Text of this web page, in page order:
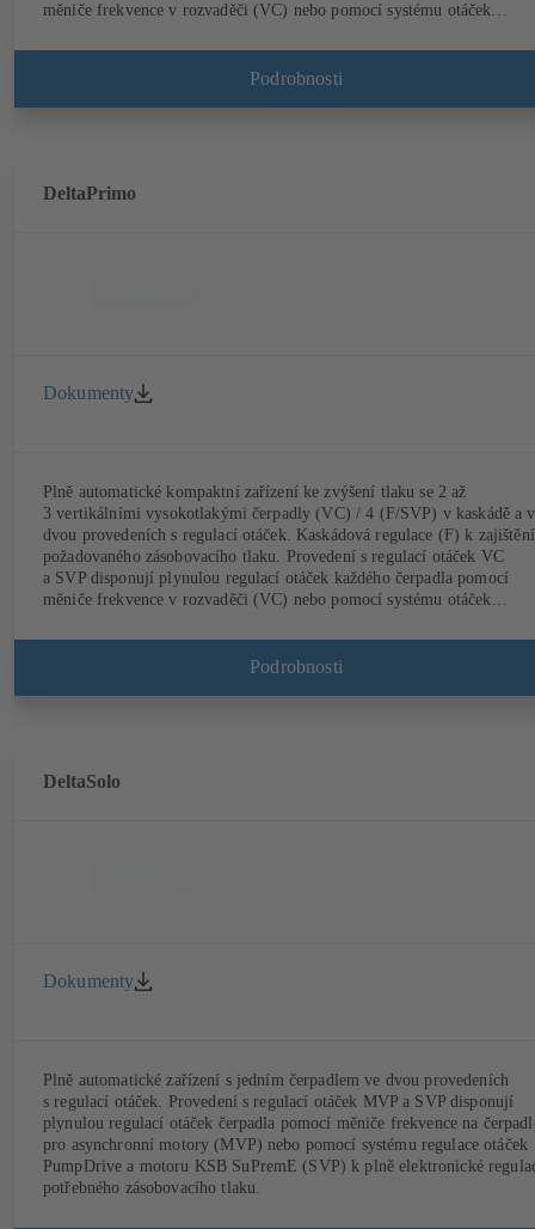
měniče frekvence v rozvaděči (VC) nebo pomocí systému otáček
potřebného zásobovacího tlaku. Automatizováno pomocí KSB
Podrobnosti
DeltaPrimo
Dokumenty
Plně automatické kompaktní zařízení ke zvýšení tlaku se 2 až
3 vertikálními vysokotlakými čerpadly (VC) / 4 (F/SVP) v kaskádě a
dvou provedeních s regulací otáček. Kaskádová regulace (F) k zajištění
požadovaného zásobovacího tlaku. Provedení s regulací otáček VC
a SVP disponují plynulou regulací otáček každého čerpadla pomocí
měniče frekvence v rozvaděči (VC) nebo pomocí systému otáček
potřebného zásobovacího tlaku. Automatizováno pomocí KSB
Podrobnosti
DeltaSolo
Dokumenty
Plně automatické zařízení s jedním čerpadlem ve dvou provedeních
s regulací otáček. Provedení s regulací otáček MVP a SVP disponují
plynulou regulací otáček čerpadla pomocí měniče frekvence na
pro asynchronní motory (MVP) nebo pomocí systému regulace otáček
PumpDrive a motoru KSB SuPremE (SVP) k plně elektronické
potřebného zásobovacího tlaku.